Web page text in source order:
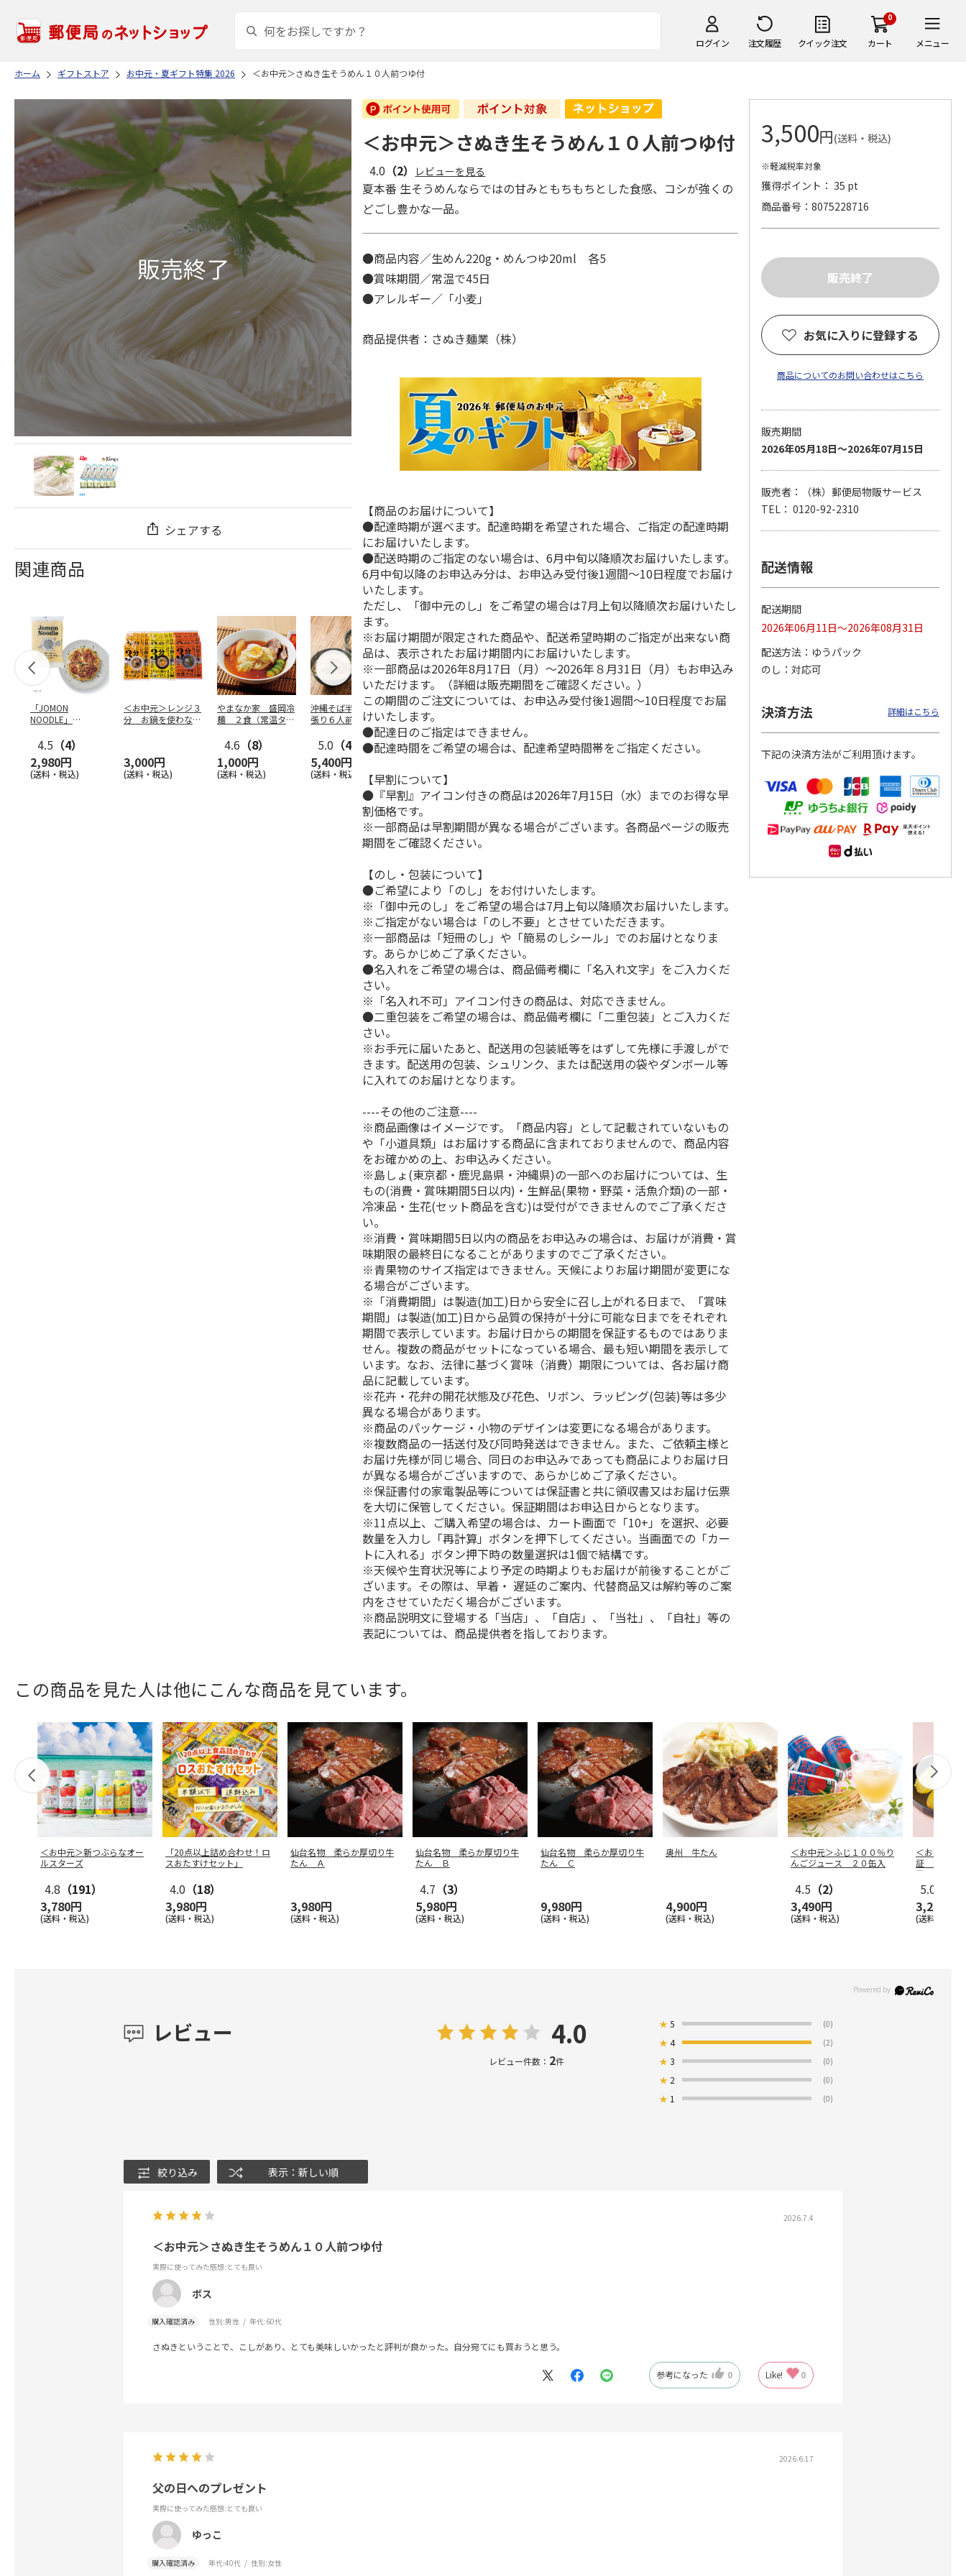
ログイン 注文履歴 クイック注文
0
カート メニュー
ホーム ギフトストア お中元・夏ギフト特集 2026 ＜お中元＞さぬき生そうめん１０人前つゆ付
シェアする
関連商品
「JOMON
NOODLE」
4.5 （4）
2,980円
(送料・税込)
＜お中元＞レンジ３
分 お鍋を使わない
3,000円
(送料・税込)
やまなか家 盛岡冷
麺 ２食（常温タイ
4.6 （8）
1,000円
(送料・税込)
沖縄そば半生麺 欲
張り６人前セット
5.0 （4）
5,400円
(送料・税込)
＜ぴょんぴょん舎＞
盛岡冷麺詰合せＡ
（４食）
5.0（1）
(送料・税込)
ソーキそば・沖縄そ
＜ぴょんぴょん舎＞
4.3 （3）
＜お中元＞ソーキそ
富士宮やきそばセッ
ト
3,110円
汁なし担々麺４食
（激辛ラー油付き）
2,980円
(送料・税込)
＜お中元＞さぬき生そうめん１０人前つゆ付
4.0 （2） レビューを見る
夏本番 生そうめんならではの甘みともちもちとした食感、コシが強くの
どごし豊かな一品。
●商品内容／生めん220g・めんつゆ20ml 各5
●賞味期間／常温で45日
●アレルギー／「小麦」
商品提供者：さぬき麺業（株）
【商品のお届けについて】
●配達時期が選べます。配達時期を希望された場合、ご指定の配達時期
にお届けいたします。
●配送時期のご指定のない場合は、6月中旬以降順次お届けいたします。
6月中旬以降のお申込み分は、お申込み受付後1週間～10日程度でお届け
いたします。
ただし、「御中元のし」をご希望の場合は7月上旬以降順次お届けいたし
ます。
※お届け期間が限定された商品や、配送希望時期のご指定が出来ない商
品は、表示されたお届け期間内にお届けいたします。
※一部商品は2026年8月17日（月）～2026年８月31日（月）もお申込み
いただけます。（詳細は販売期間をご確認ください。）
この期間のご注文については、お申込み受付後1週間～10日程度でお届
けいたします。
●配達日のご指定はできません。
●配達時間をご希望の場合は、配達希望時間帯をご指定ください。
【早割について】
●『早割』アイコン付きの商品は2026年7月15日（水）までのお得な早
割価格です。
※一部商品は早割期間が異なる場合がございます。各商品ページの販売
期間をご確認ください。
【のし・包装について】
●ご希望により「のし」をお付けいたします。
※「御中元のし」をご希望の場合は7月上旬以降順次お届けいたします。
※ご指定がない場合は「のし不要」とさせていただきます。
※一部商品は「短冊のし」や「簡易のしシール」でのお届けとなりま
す。あらかじめご了承ください。
●名入れをご希望の場合は、商品備考欄に「名入れ文字」をご入力くだ
さい。
※「名入れ不可」アイコン付きの商品は、対応できません。
●二重包装をご希望の場合は、商品備考欄に「二重包装」とご入力くだ
さい。
※お手元に届いたあと、配送用の包装紙等をはずして先様に手渡しがで
きます。配送用の包装、シュリンク、または配送用の袋やダンボール等
に入れてのお届けとなります。
----その他のご注意----
※商品画像はイメージです。「商品内容」として記載されていないもの
や「小道具類」はお届けする商品に含まれておりませんので、商品内容
をお確かめの上、お申込みください。
※島しょ(東京都・鹿児島県・沖縄県)の一部へのお届けについては、生
もの(消費・賞味期間5日以内)・生鮮品(果物・野菜・活魚介類)の一部・
冷凍品・生花(セット商品を含む)は受付ができませんのでご了承くださ
い。
※消費・賞味期間5日以内の商品をお申込みの場合は、お届けが消費・賞
味期限の最終日になることがありますのでご了承ください。
※青果物のサイズ指定はできません。天候によりお届け期間が変更にな
る場合がございます。
※「消費期間」は製造(加工)日から安全に召し上がれる日まで、「賞味
期間」は製造(加工)日から品質の保持が十分に可能な日までをそれぞれ
期間で表示しています。お届け日からの期間を保証するものではありま
せん。複数の商品がセットになっている場合、最も短い期間を表示して
います。なお、法律に基づく賞味（消費）期限については、各お届け商
品に記載しています。
※花卉・花弁の開花状態及び花色、リボン、ラッピング(包装)等は多少
異なる場合があります。
※商品のパッケージ・小物のデザインは変更になる場合があります。
※複数商品の一括送付及び同時発送はできません。また、ご依頼主様と
お届け先様が同じ場合、同日のお申込みであっても商品によりお届け日
が異なる場合がございますので、あらかじめご了承ください。
※保証書付の家電製品等については保証書と共に領収書又はお届け伝票
を大切に保管してください。保証期間はお申込日からとなります。
※11点以上、ご購入希望の場合は、カート画面で「10+」を選択、必要
数量を入力し「再計算」ボタンを押下してください。当画面での「カー
トに入れる」ボタン押下時の数量選択は1個で結構です。
※天候や生育状況等により予定の時期よりもお届けが前後することがご
ざいます。その際は、早着・ 遅延のご案内、代替商品又は解約等のご案
内をさせていただく場合がございます。
※商品説明文に登場する「当店」、「自店」、「当社」、「自社」等の
表記については、商品提供者を指しております。
3,500円(送料・税込)
※軽減税率対象
獲得ポイント： 35 pt
商品番号
8075228716
お気に入りに登録する
商品についてのお問い合わせはこちら
販売期間
2026年05月18日～2026年07月15日
販売者：（株）郵便局物販サービス
TEL： 0120-92-2310
配送情報
配送期間
2026年06月11日～2026年08月31日
配送方法
ゆうパック
のし
対応可
決済方法 詳細はこちら
下記の決済方法がご利用頂けます。
この商品を見た人は他にこんな商品を見ています。
＜お中元＞新つぶらなオー
ルスターズ
4.8 （191）
3,780円
(送料・税込)
「20点以上詰め合わせ！ロ
スおたすけセット」
4.0 （18）
3,980円
(送料・税込)
仙台名物 柔らか厚切り牛
たん Ａ
3,980円
(送料・税込)
仙台名物 柔らか厚切り牛
たん Ｂ
4.7 （3）
5,980円
(送料・税込)
仙台名物 柔らか厚切り牛
たん Ｃ
9,980円
(送料・税込)
奥州 牛たん
4,900円
(送料・税込)
＜お中元＞ふじ１００％り
んごジュース ２０缶入
4.5 （2）
3,490円
(送料・税込)
＜お中元＞
証 照沼Ｑ
干し芋
5.0
3,240円
(送料・税込)
レビュー 4.0
レビュー件数： 2件
★5 (0)
★4 (2)
★3 (0)
★ 2 (0)
★ 1 (0)
絞り込み 表示：新しい順
2026.7.4
＜お中元＞さぬき生そうめん１０人前つゆ付
実際に使ってみた感想:とても良い
ボス
購入確認済み 性別:男性 年代:60代
さぬきということで、こしがあり、とても美味しいかったと評判が良かった。自分宛てにも買おうと思う。
参考になった 0 Like! 0
2026.6.17
父の日へのプレゼント
実際に使ってみた感想:とても良い
ゆっこ
購入確認済み 年代:40代 性別:女性